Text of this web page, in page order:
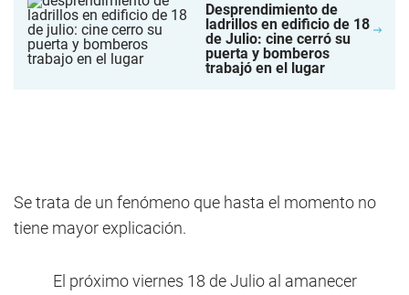
Desprendimiento de
ladrillos en edificio de 18
de Julio: cine cerró su
puerta y bomberos
trabajó en el lugar
Se trata de un fenómeno que hasta el momento no
tiene mayor explicación.
El próximo viernes 18 de Julio al amanecer